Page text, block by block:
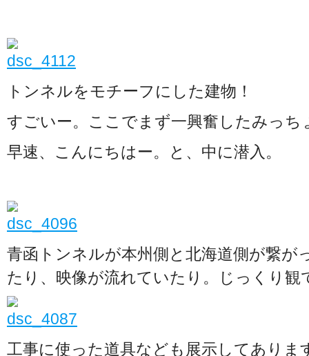
トンネルをモチーフにした建物！
すごいー。ここでまず一興奮したみっち
早速、こんにちはー。と、中に潜入。
青函トンネルが本州側と北海道側が繋が
たり、映像が流れていたり。じっくり観
工事に使った道具なども展示してありま